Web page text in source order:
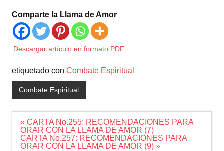
Comparte la Llama de Amor
Descargar artículo en formato PDF
etiquetado con Combate Espiritual
Combate Espiritual
Navegación
de
entradas
« CARTA No.255: RECOMENDACIONES PARA
ORAR CON LA LLAMA DE AMOR (7)
CARTA No.257: RECOMENDACIONES PARA
ORAR CON LA LLAMA DE AMOR (9) »